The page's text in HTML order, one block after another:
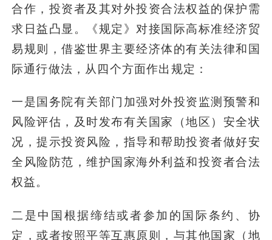
合作，投资者及其对外投资合法权益的保护需
求日益凸显。《规定》对接国际高标准经济贸
易规则，借鉴世界主要经济体的有关法律和国
际通行做法，从四个方面作出规定：
一是国务院有关部门加强对外投资监测预警和
风险评估，及时发布有关国家（地区）安全状
况，提示投资风险，指导和帮助投资者做好安
全风险防范，维护国家海外利益和投资者合法
权益。
二是中国根据缔结或者参加的国际条约、协
定，或者按照平等互惠原则，与其他国家（地